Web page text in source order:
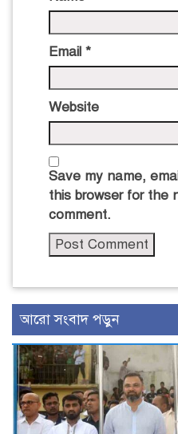
Email *
Website
Save my name,
this browser for the
comment.
আরো সংবাদ পড়ুন